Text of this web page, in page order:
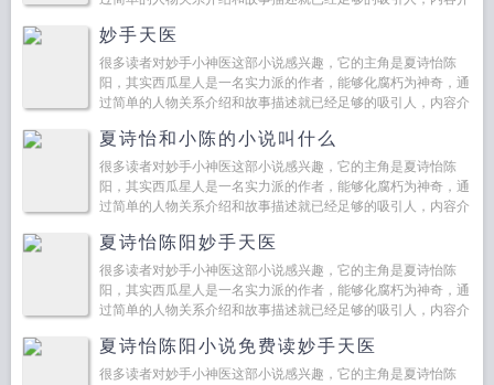
妙手天医
很多读者对妙手小神医这部小说感兴趣，它的主角是夏诗怡陈
阳，其实西瓜星人是一名实力派的作者，能够化腐朽为神奇，通
过简单的人物关系介绍和故事描述就已经足够的吸引人，内容介
夏诗怡和小陈的小说叫什么
很多读者对妙手小神医这部小说感兴趣，它的主角是夏诗怡陈
阳，其实西瓜星人是一名实力派的作者，能够化腐朽为神奇，通
过简单的人物关系介绍和故事描述就已经足够的吸引人，内容介
夏诗怡陈阳妙手天医
很多读者对妙手小神医这部小说感兴趣，它的主角是夏诗怡陈
阳，其实西瓜星人是一名实力派的作者，能够化腐朽为神奇，通
过简单的人物关系介绍和故事描述就已经足够的吸引人，内容介
夏诗怡陈阳小说免费读妙手天医
很多读者对妙手小神医这部小说感兴趣，它的主角是夏诗怡陈